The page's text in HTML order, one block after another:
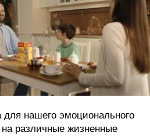
для нашего эмоционального
различные жизненные